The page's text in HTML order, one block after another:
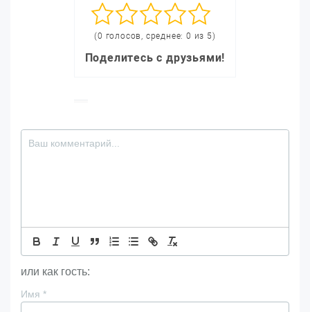
(0 голосов, среднее: 0 из 5)
Поделитесь с друзьями!
или как гость:
Имя *